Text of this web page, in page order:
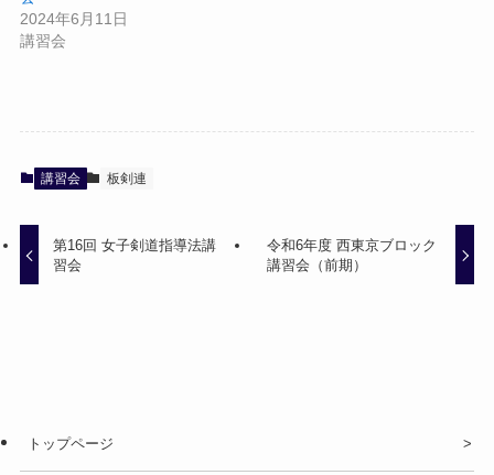
2024年6月11日
講習会
講習会 板剣連
第16回 女子剣道指導法講
習会
令和6年度 西東京ブロック
講習会（前期）
トップページ